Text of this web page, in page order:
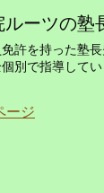
ーツの塾
許を持った塾
別で指導してい
ージ